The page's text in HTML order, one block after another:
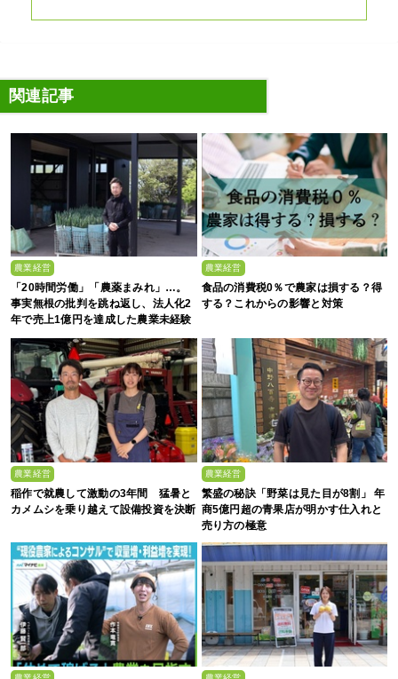
関連記事
農業経営
「20時間労働」「農薬まみれ」…。
事実無根の批判を跳ね返し、法人化2
年で売上1億円を達成した農業未経験
の若者たち
農業経営
食品の消費税0％で農家は損する？得
する？これからの影響と対策
農業経営
稲作で就農して激動の3年間 猛暑と
カメムシを乗り越えて設備投資を決断
農業経営
繁盛の秘訣「野菜は見た目が8割」 年
商5億円超の青果店が明かす仕入れと
売り方の極意